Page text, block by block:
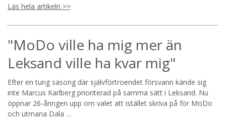
Läs hela artikeln >>
"MoDo ville ha mig mer än
Leksand ville ha kvar mig"
Efter en tung säsong där självförtroendet försvann kände sig
inte Marcus Karlberg prioriterad på samma sätt i Leksand. Nu
öppnar 26-åringen upp om valet att istället skriva på för MoDo
och utmana Dala …